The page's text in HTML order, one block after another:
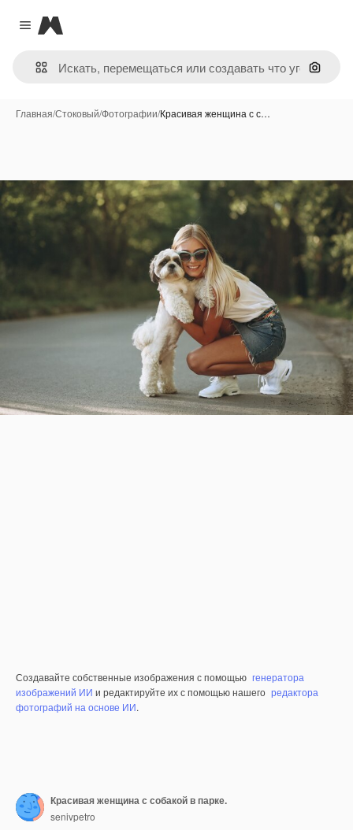
Close menu
Magnific
Поиск
Главная/Стоковый/Фотографии/Красивая женщина с с…
Создавайте собственные изображения с помощью генератора
изображений ИИ и редактируйте их с помощью нашего редактора
фотографий на основе ИИ.
Красивая женщина с собакой в парке.
senivpetro